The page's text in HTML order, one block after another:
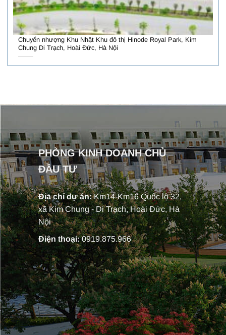
Chuyển nhượng Khu Nhật Khu đô thị Hinode Royal Park, Kim
Chung Di Trạch, Hoài Đức, Hà Nội
PHÒNG KINH DOANH CHỦ
ĐẦU TƯ
Địa chỉ dự án:Km14-Km16 Quốc lộ 32,
xã Kim Chung - Di Trạch, Hoài Đức, Hà
Nội
Điện thoại:0919.875.966